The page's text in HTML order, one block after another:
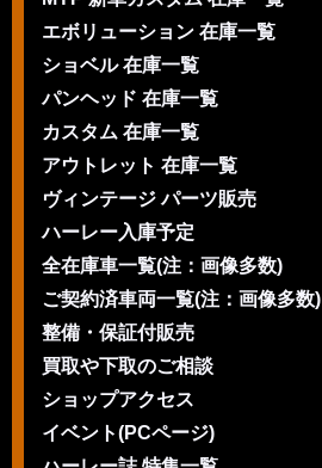
エボリューション 在庫一覧
ショベル 在庫一覧
パンヘッド 在庫一覧
カスタム 在庫一覧
アウトレット 在庫一覧
ヴィンテージ パーツ販売
ハーレー入庫予定
全在庫車一覧(注：画像多数)
ご契約済車両一覧(注：画像多数)
整備・保証付販売
買取や下取のご相談
ショップアクセス
イベント(PCページ)